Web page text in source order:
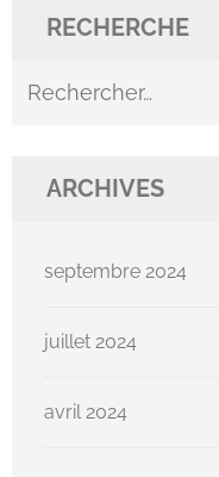
RECHERCHE
Rechercher :
ARCHIVES
septembre 2024
juillet 2024
avril 2024